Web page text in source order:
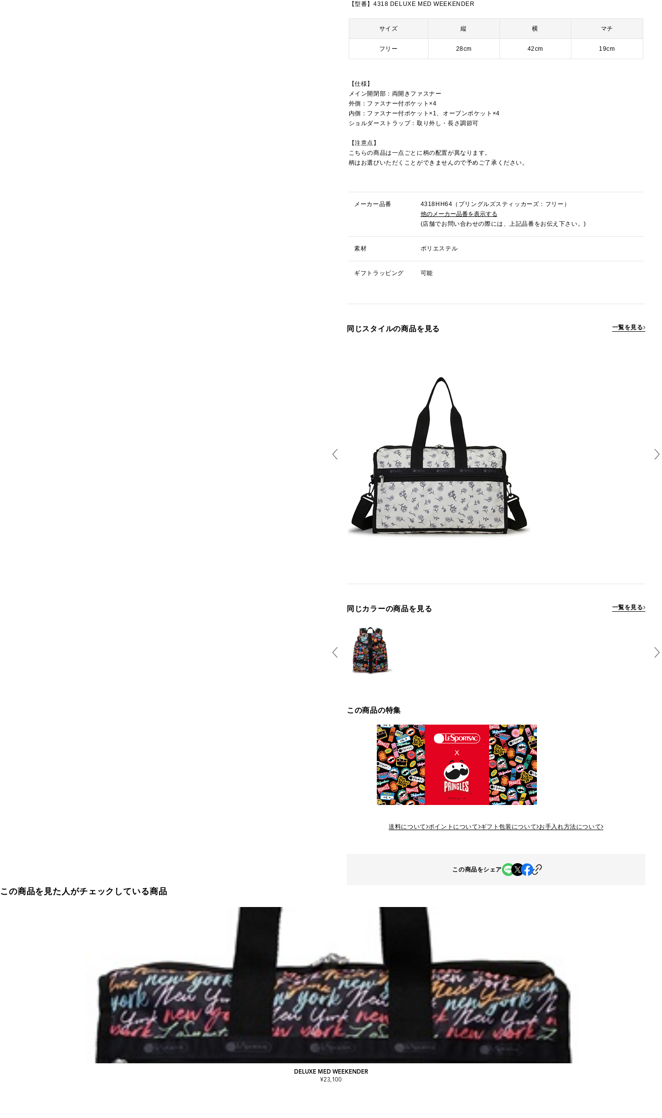
【型番】4318 DELUXE MED WEEKENDER
サイズ 縦 横 マチ
フリー 28cm 42cm 19cm
【仕様】
メイン開閉部：両開きファスナー
外側：ファスナー付ポケット×4
内側：ファスナー付ポケット×1、オープンポケット×4
ショルダーストラップ：取り外し・長さ調節可
【注意点】
こちらの商品は一点ごとに柄の配置が異なります。
柄はお選びいただくことができませんので予めご了承ください。
メーカー品番
4318HH64（プリングルズスティッカーズ：フリー）
他のメーカー品番を表示する
(店舗でお問い合わせの際には、上記品番をお伝え下さい。)
素材 ポリエステル
ギフトラッピング 可能
同じスタイルの商品を見る 一覧を見る
同じカラーの商品を見る 一覧を見る
この商品の特集
送料について ポイントについて ギフト包装について お手入れ方法について
この商品をシェア
この商品を見た人がチェックしている商品
DELUXE MED WEEKENDER
¥23,100